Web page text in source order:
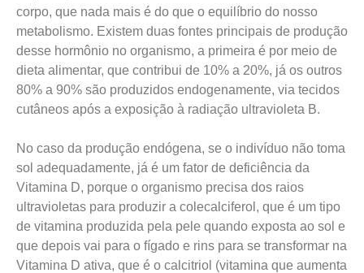
corpo, que nada mais é do que o equilíbrio do nosso
metabolismo. Existem duas fontes principais de produção
desse hormônio no organismo, a primeira é por meio de
dieta alimentar, que contribui de 10% a 20%, já os outros
80% a 90% são produzidos endogenamente, via tecidos
cutâneos após a exposição à radiação ultravioleta B.
No caso da produção endógena, se o indivíduo não toma
sol adequadamente, já é um fator de deficiência da
Vitamina D, porque o organismo precisa dos raios
ultravioletas para produzir a colecalciferol, que é um tipo
de vitamina produzida pela pele quando exposta ao sol e
que depois vai para o fígado e rins para se transformar na
Vitamina D ativa, que é o calcitriol (vitamina que aumenta